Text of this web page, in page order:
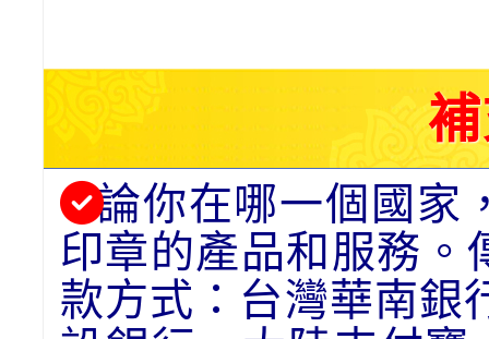
論你在哪一個國家
印章的產品和服務。
款方式：台灣華南銀